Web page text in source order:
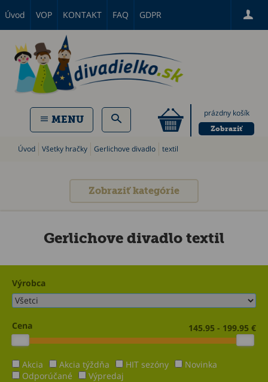
Úvod VOP KONTAKT FAQ GDPR
prázdny košík
Zobraziť
MENU
Úvod Všetky hračky Gerlichove divadlo textil
Zobraziť kategórie
Gerlichove divadlo textil
Výrobca
Cena 145.95 - 199.95 €
Akcia Akcia týždňa HIT sezóny
Novinka
Odporúčané
Výpredaj